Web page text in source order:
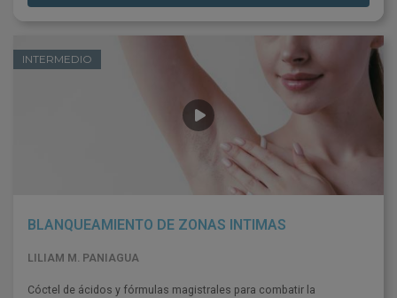
INTERMEDIO
BLANQUEAMIENTO DE ZONAS INTIMAS
LILIAM M. PANIAGUA
Cóctel de ácidos y fórmulas magistrales para combatir la